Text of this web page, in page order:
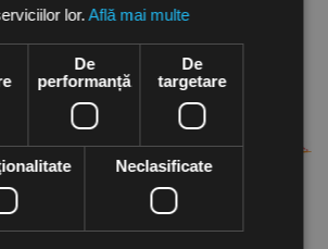
funcție de anumite condiții cum ar fi curentul
de montaj, utilizarea în interior sau în aer
lor.Află mai multe
De
performanță
De
targetare
Neclasificate